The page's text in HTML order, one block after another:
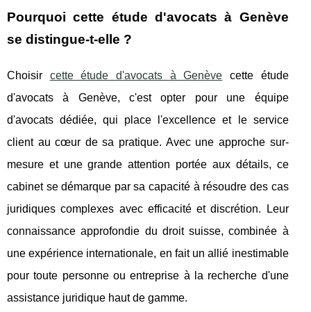
Pourquoi cette étude d'avocats à Genève
se distingue-t-elle ?
Choisir cette étude d'avocats à Genève cette étude
d'avocats à Genève, c'est opter pour une équipe
d'avocats dédiée, qui place l'excellence et le service
client au cœur de sa pratique. Avec une approche sur-
mesure et une grande attention portée aux détails, ce
cabinet se démarque par sa capacité à résoudre des cas
juridiques complexes avec efficacité et discrétion. Leur
connaissance approfondie du droit suisse, combinée à
une expérience internationale, en fait un allié inestimable
pour toute personne ou entreprise à la recherche d'une
assistance juridique haut de gamme.